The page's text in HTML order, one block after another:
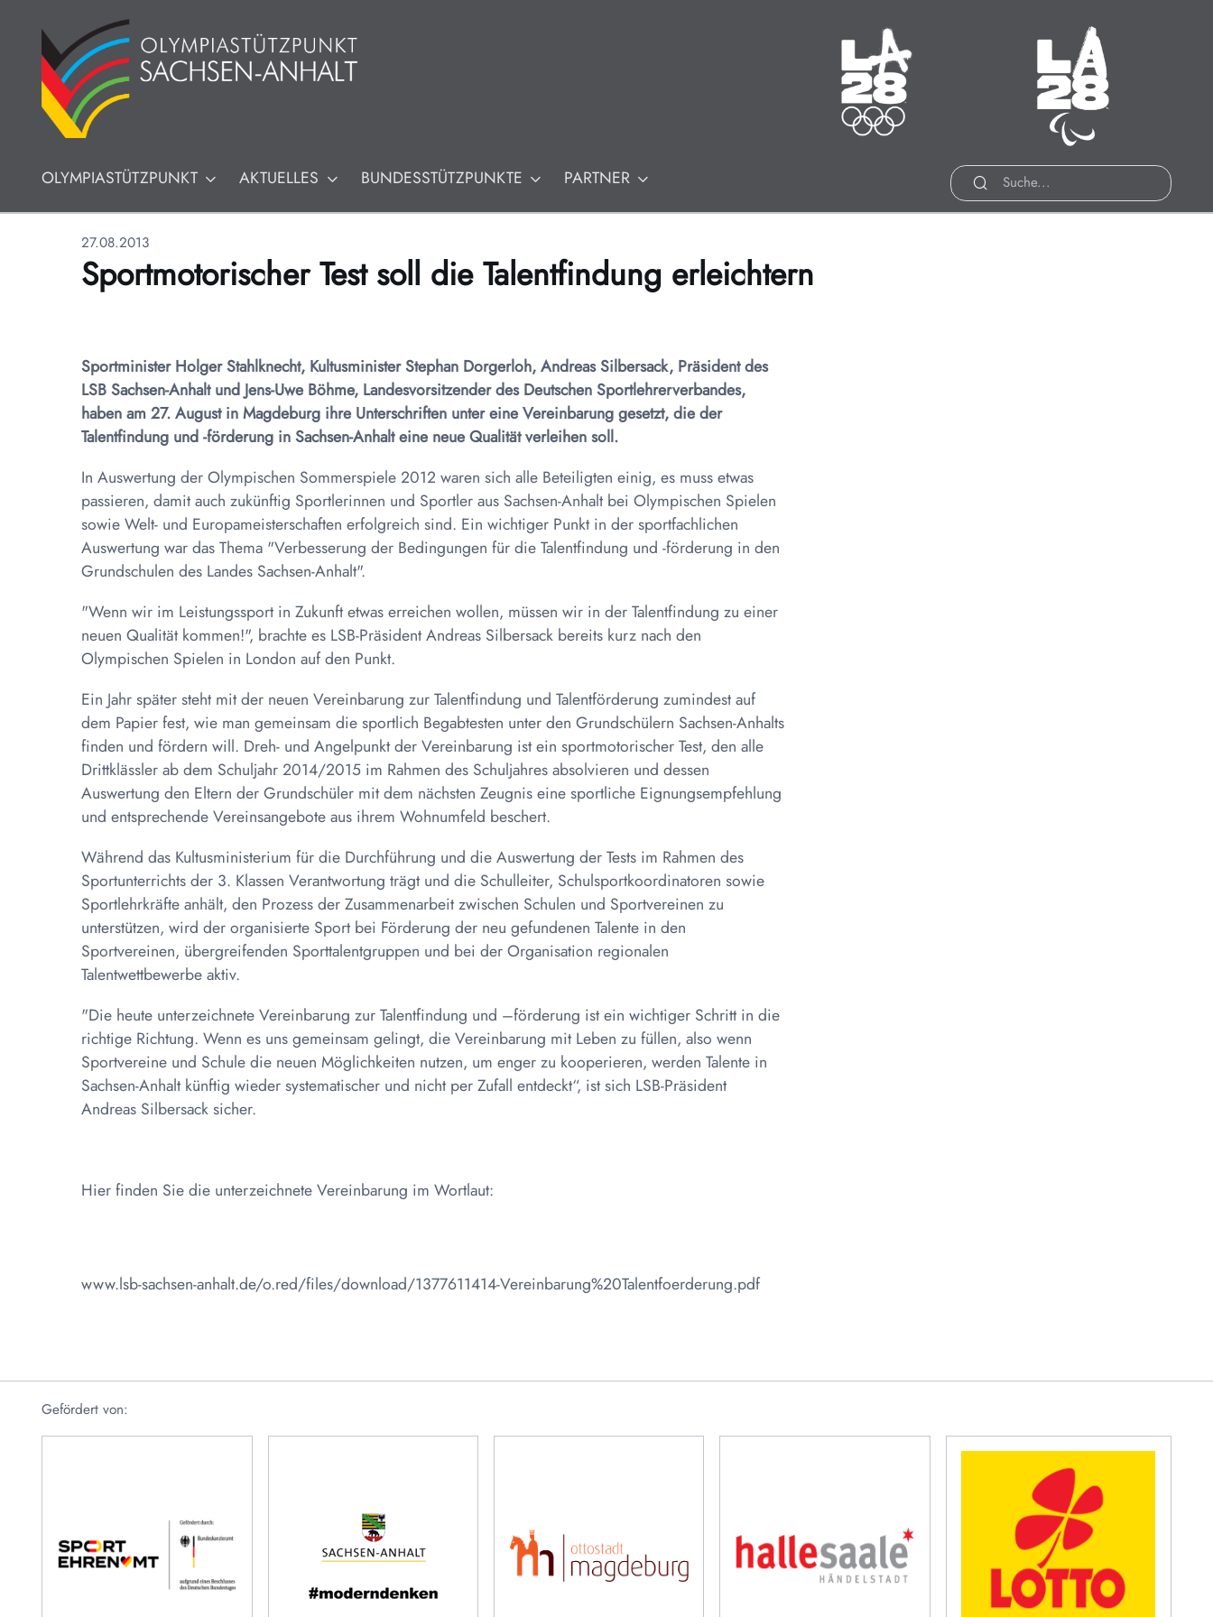
Olympische Sommerspiele
14.07. - 30.07.2028
Zeit bis zum Start:
18
:
Paralympische Sommerspiele
15.08. - 27.08.2028
Zeit bis zum Start:
18
STUNDEN
:
OLYMPIASTÜTZPUNKT AKTUELLES BUNDESSTÜTZPUNKTE PARTNER
27.08.2013
Sportmotorischer Test soll die Talentfindung erleichtern
Sportminister Holger Stahlknecht, Kultusminister Stephan Dorgerloh, Andreas Silbersack, Präsident des
LSB Sachsen-Anhalt und Jens-Uwe Böhme, Landesvorsitzender des Deutschen Sportlehrerverbandes,
haben am 27. August in Magdeburg ihre Unterschriften unter eine Vereinbarung gesetzt, die der
Talentfindung und -förderung in Sachsen-Anhalt eine neue Qualität verleihen soll.
In Auswertung der Olympischen Sommerspiele 2012 waren sich alle Beteiligten einig, es muss etwas
passieren, damit auch zukünftig Sportlerinnen und Sportler aus Sachsen-Anhalt bei Olympischen Spielen
sowie Welt- und Europameisterschaften erfolgreich sind. Ein wichtiger Punkt in der sportfachlichen
Auswertung war das Thema "Verbesserung der Bedingungen für die Talentfindung und -förderung in den
Grundschulen des Landes Sachsen-Anhalt".
"Wenn wir im Leistungssport in Zukunft etwas erreichen wollen, müssen wir in der Talentfindung zu einer
neuen Qualität kommen!", brachte es LSB-Präsident Andreas Silbersack bereits kurz nach den
Olympischen Spielen in London auf den Punkt.
Ein Jahr später steht mit der neuen Vereinbarung zur Talentfindung und Talentförderung zumindest auf
dem Papier fest, wie man gemeinsam die sportlich Begabtesten unter den Grundschülern Sachsen-Anhalts
finden und fördern will. Dreh- und Angelpunkt der Vereinbarung ist ein sportmotorischer Test, den alle
Drittklässler ab dem Schuljahr 2014/2015 im Rahmen des Schuljahres absolvieren und dessen
Auswertung den Eltern der Grundschüler mit dem nächsten Zeugnis eine sportliche Eignungsempfehlung
und entsprechende Vereinsangebote aus ihrem Wohnumfeld beschert.
Während das Kultusministerium für die Durchführung und die Auswertung der Tests im Rahmen des
Sportunterrichts der 3. Klassen Verantwortung trägt und die Schulleiter, Schulsportkoordinatoren sowie
Sportlehrkräfte anhält, den Prozess der Zusammenarbeit zwischen Schulen und Sportvereinen zu
unterstützen, wird der organisierte Sport bei Förderung der neu gefundenen Talente in den
Sportvereinen, übergreifenden Sporttalentgruppen und bei der Organisation regionalen
Talentwettbewerbe aktiv.
"Die heute unterzeichnete Vereinbarung zur Talentfindung und –förderung ist ein wichtiger Schritt in die
richtige Richtung. Wenn es uns gemeinsam gelingt, die Vereinbarung mit Leben zu füllen, also wenn
Sportvereine und Schule die neuen Möglichkeiten nutzen, um enger zu kooperieren, werden Talente in
Sachsen-Anhalt künftig wieder systematischer und nicht per Zufall entdeckt“, ist sich LSB-Präsident
Andreas Silbersack sicher.
Hier finden Sie die unterzeichnete Vereinbarung im Wortlaut:
www.lsb-sachsen-anhalt.de/o.red/files/download/1377611414-Vereinbarung%20Talentfoerderung.pdf
Gefördert von: